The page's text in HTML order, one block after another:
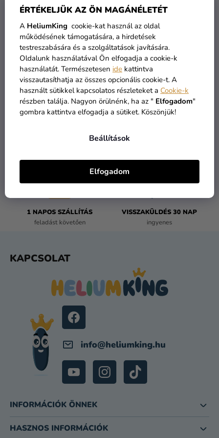
ÉRTÉKELJÜK AZ ÖN MAGÁNÉLETÉT
A HeliumKing cookie-kat használ az oldal
működésének támogatására, a hirdetések
testreszabására és a szolgáltatások javítására.
Oldalunk használatával Ön elfogadja a cookie-k
használatát. Természetesen ide kattintva
visszautasíthatja az összes opcionális cookie-t. A
használt sütikkel kapcsolatos részleteket a Cookie-k
részben találja. Nagyon örülnénk, ha az " Elfogadom"
gombra kattintva elfogadja a sütiket. Köszönjük!
Beállítások
Elfogadom
Kreatív
Témák
Személyre
szabott
termékek
Kiárusítás
De a többi kategóriát is megtekintheti.
VÁSÁRLÁS FOLYTATÁSA
több mint 30.000 termék
19 900 ft felett kínáljuk
1 NAPOS SZÁLLÍTÁS
feladást követően
VISSZAKÜLDÉS 30 NAP
ingyenes
KAPCSOLAT
info@heliumking.hu
INFORMÁCIÓK ÖNNEK
HASZNOS INFORMÁCIÓK